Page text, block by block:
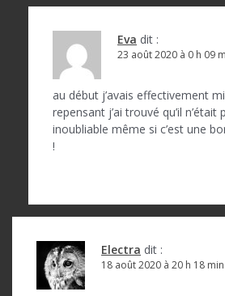
Eva dit :
23 août 2020 à 0 h 09
au début j’avais effectivement
repensant j’ai trouvé qu’il n’était
inoubliable même si c’est une
!
Electra dit :
18 août 2020 à 20 h 18 min